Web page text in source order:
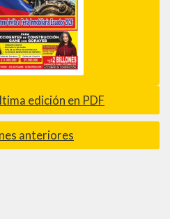
edición en PDF
anteriores